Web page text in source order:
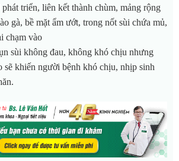
phát triển, liên kết thành chùm, mảng rộng
gà, bề mặt ẩm ướt, trong nốt sùi chứa mủ,
chạm vào
sùi không đau, không khó chịu nhưng
sẽ khiến người bệnh khó chịu, nhịp sinh